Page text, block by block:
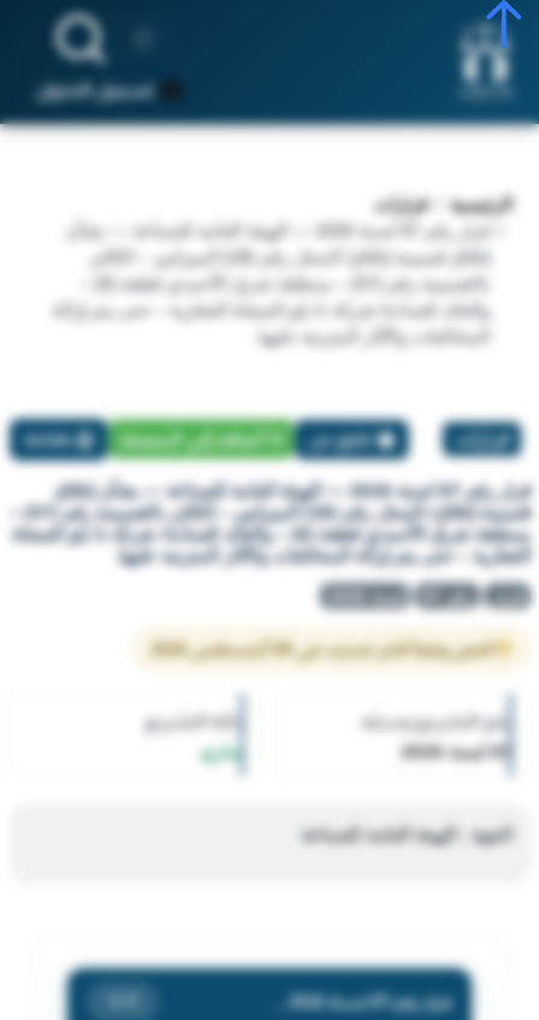
تسجيل الدخول
الرئيسية
قرارات
قرار رقم 87 لسنة 2026 — الهيئة العامة للصناعة — بشأن
إغلاق قسيمة إغلاق/ المحل رقم (28) الميزانين – الكائن
والعائد للسادة/ شركة ذا بلو الصفاة العقارية – حتى يتم إزالة
المخالفات والآثار المترتبة عليها.
قرارات تبليغ عن أضافة إلي المفضلة طباعة
قرار رقم 87 لسنة 2026 — الهيئة العامة للصناعة — بشأن إغلاق
قسيمة إغلاق/ المحل رقم (28) الميزانين – الكائن بالقسيمة رقم (57) –
بمنطقة شرق الأحمدي قطعة (8) – والعائد للسادة/ شركة ذا بلو الصفاة
العقارية – حتى يتم إزالة المخالفات والآثار المترتبة عليها.
قرار رقم 87 لسنة 2026
النص وفقاً لآخر تحديث في 09 أغسطس 2026
رقم التشريع وسنته
87 لسنة 2026
حالة التشريع
ساري
الجهة : الهيئة العامة للصناعة